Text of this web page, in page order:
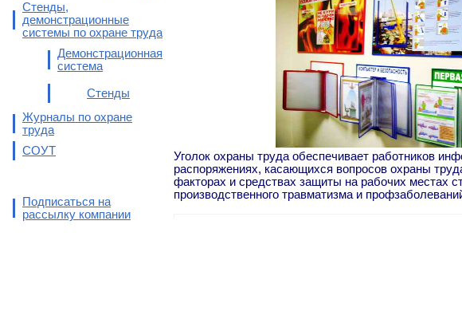
Стенды,
демонстрационные
системы по охране труда
Демонстрационная
система
Стенды
Журналы по охране
труда
СОУТ
Подписаться на
рассылку компании
Уголок охраны труда обеспечивает работников
распоряжениях, касающихся вопросов охраны
факторах и средствах защиты на рабочих местах
производственного травматизма и